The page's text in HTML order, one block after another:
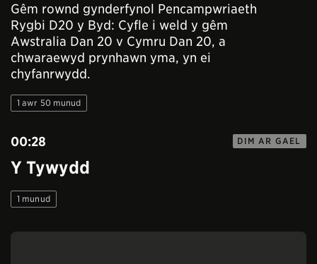
Gêm rownd gynderfynol Pencampwriaeth
Rygbi D20 y Byd: Cyfle i weld y gêm
Awstralia Dan 20 v Cymru Dan 20, a
chwaraewyd prynhawn yma, yn ei
chyfanrwydd.
1 awr 50 munud
00:28 DIM AR GAEL
Y Tywydd
1 munud